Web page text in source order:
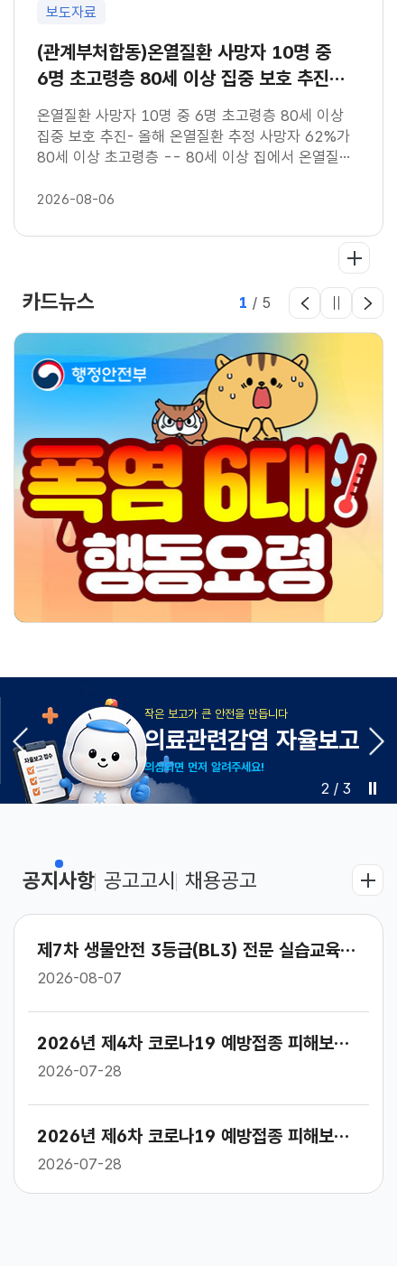
보도자료
(관계부처합동)온열질환 사망자 10명 중
6명 초고령층 80세 이상 집중 보호 추진
(8.6
온열질환 사망자 10명 중 6명 초고령층 80세 이상
집중 보호 추진- 올해 온열질환 추정 사망자 62%가
80세 이상 초고령층 -- 80세 이상 집에서 온열질환
2026-08-06
카드뉴스 2 / 5
작은 보고가 큰 안전을 만듭니다
의료관련감염 자율보고
의심되면 먼저 알려주세요!
2 / 3
공지사항
제7차 생물안전 3등급(BL3) 전문 실습교육 과정 신청 안내
2026-08-07
2026년 제4차 코로나19 예방접종 피해보상위원회 회의록
2026-07-28
2026년 제6차 코로나19 예방접종 피해보상 재심위원회 회의록
2026-07-28
공고고시 채용공고